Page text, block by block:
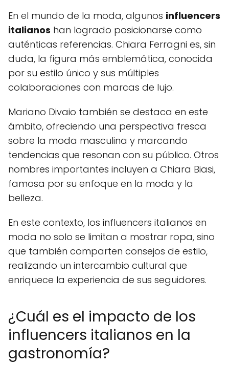
En el mundo de la moda, algunos influencers
italianos han logrado posicionarse como
auténticas referencias. Chiara Ferragni es, sin
duda, la figura más emblemática, conocida
por su estilo único y sus múltiples
colaboraciones con marcas de lujo.
Mariano Divaio también se destaca en este
ámbito, ofreciendo una perspectiva fresca
sobre la moda masculina y marcando
tendencias que resonan con su público. Otros
nombres importantes incluyen a Chiara Biasi,
famosa por su enfoque en la moda y la
belleza.
En este contexto, los influencers italianos en
moda no solo se limitan a mostrar ropa, sino
que también comparten consejos de estilo,
realizando un intercambio cultural que
enriquece la experiencia de sus seguidores.
¿Cuál es el impacto de los
influencers italianos en la
gastronomía?